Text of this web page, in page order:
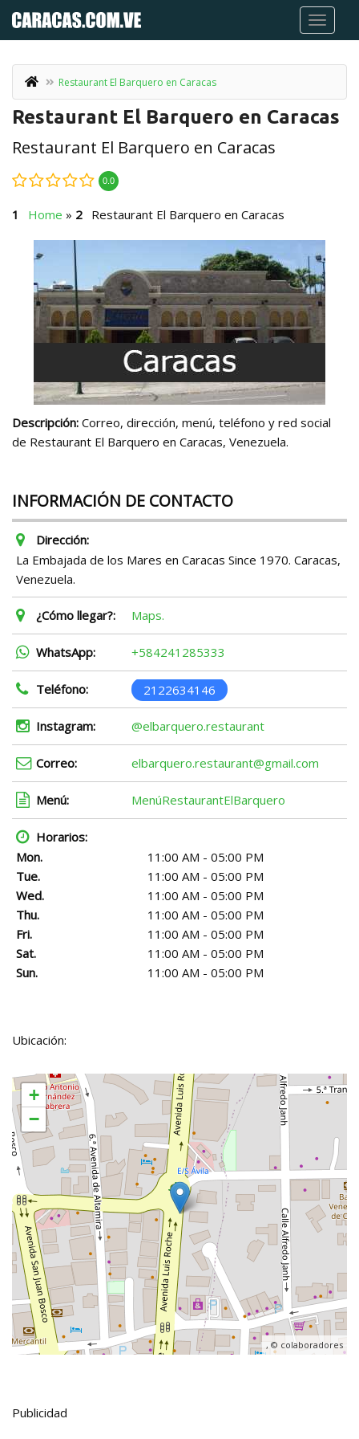
Restaurant El Barquero en Caracas
Restaurant El Barquero en Caracas
Restaurant El Barquero en Caracas
0.0
Home » Restaurant El Barquero en Caracas
Descripción: Correo, dirección, menú, teléfono y red social
de Restaurant El Barquero en Caracas, Venezuela.
INFORMACIÓN DE CONTACTO
Dirección:
La Embajada de los Mares en Caracas Since 1970. Caracas,
Venezuela.
¿Cómo llegar?: Maps.
WhatsApp: +584241285333
Teléfono: 2122634146
Instagram: @elbarquero.restaurant
Correo: elbarquero.restaurant@gmail.com
Menú: MenúRestaurantElBarquero
Horarios:
Mon.
11:00 AM - 05:00 PM
Tue.
11:00 AM - 05:00 PM
Wed.
11:00 AM - 05:00 PM
Thu.
11:00 AM - 05:00 PM
Fri.
11:00 AM - 05:00 PM
Sat.
11:00 AM - 05:00 PM
Sun.
11:00 AM - 05:00 PM
Ubicación:
+
−
, © colaboradores
Publicidad